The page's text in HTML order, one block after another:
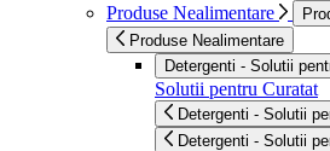
Produse Nealimentare
Produse Nealimentare
Detergenti - Solutii
Solutii pentru Curatat
Detergenti - Solutii
Detergenti - Solutii